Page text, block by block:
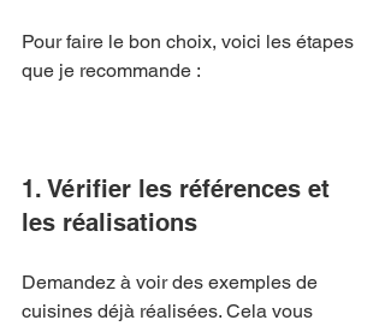
Pour faire le bon choix, voici les étapes
que je recommande :
1. Vérifier les références et
les réalisations
Demandez à voir des exemples de
cuisines déjà réalisées. Cela vous